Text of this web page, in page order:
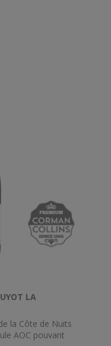
LA
la Côte de Nuits
AOC pouvant